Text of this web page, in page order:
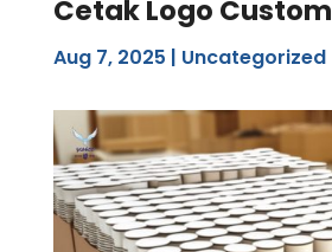
Cetak Logo Custom
Aug 7, 2025 | Uncategorized